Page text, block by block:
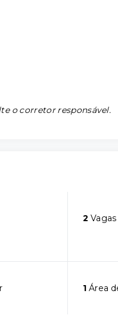
o corretor responsável.
2 Vagas
1 Área